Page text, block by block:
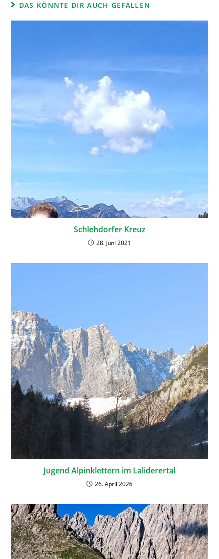
DAS KÖNNTE DIR AUCH GEFALLEN
Schlehdorfer Kreuz
28. Juni 2021
Jugend Alpinklettern im Laliderertal
26. April 2026